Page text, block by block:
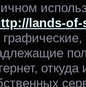
lands-